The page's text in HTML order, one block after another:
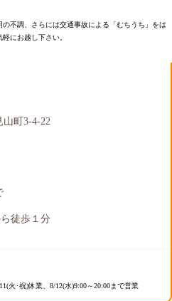
不調、さらには交通事故による「むちうち」をは
にお越し下さい。
町3-4-22
徒歩１分
火･祝)休業、8/12(水)9:00～20:00まで営業